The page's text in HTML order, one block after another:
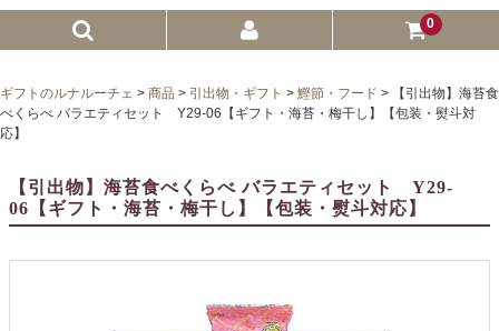
0
プチギフト
子育て卒業証書
ギフトのルナルーチェ > 商品 > 引出物・ギフト > 鰹節・フード >
【引出物】海苔食
べくらべ バラエティセット Y29-06【ギフト・海苔・梅干し】【包装・熨斗対
応】
【引出物】海苔食べくらべ バラエティセット Y29-
06【ギフト・海苔・梅干し】【包装・熨斗対応】